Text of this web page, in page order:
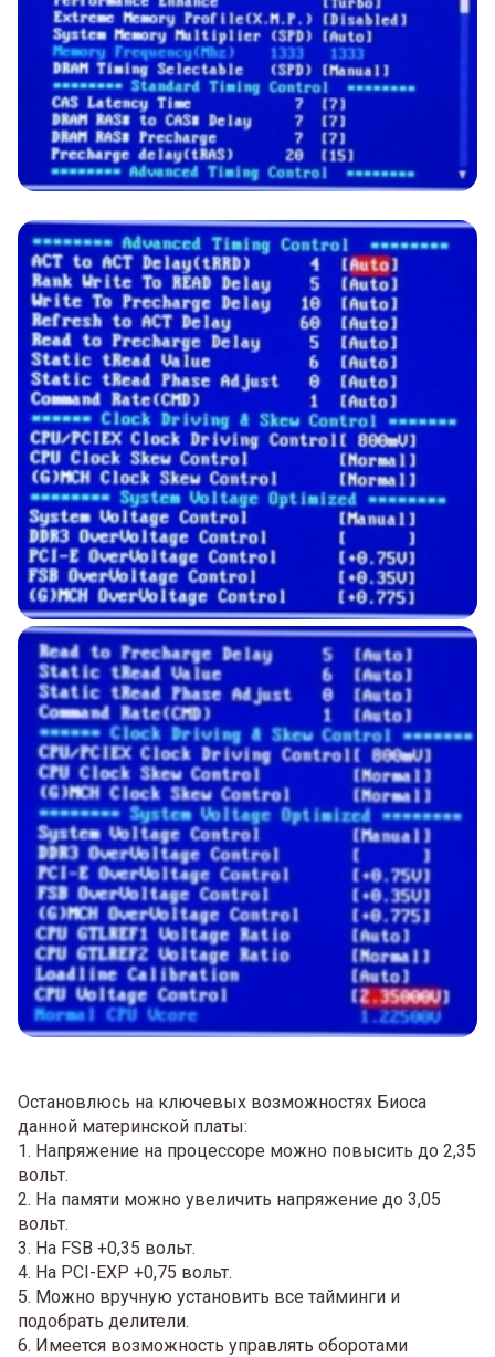
Остановлюсь на ключевых возможностях Биоса
данной материнской платы:
1. Напряжение на процессоре можно повысить до 2,35
вольт.
2. На памяти можно увеличить напряжение до 3,05
вольт.
3. На FSB +0,35 вольт.
4. На PCI-EXP +0,75 вольт.
5. Можно вручную установить все тайминги и
подобрать делители.
6. Имеется возможность управлять оборотами